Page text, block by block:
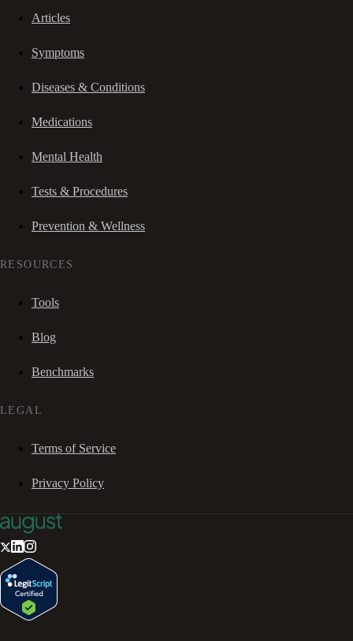
Articles
Symptoms
Diseases & Conditions
Medications
Mental Health
Tests & Procedures
Prevention & Wellness
RESOURCES
Tools
Blog
Benchmarks
LEGAL
Terms of Service
Privacy Policy